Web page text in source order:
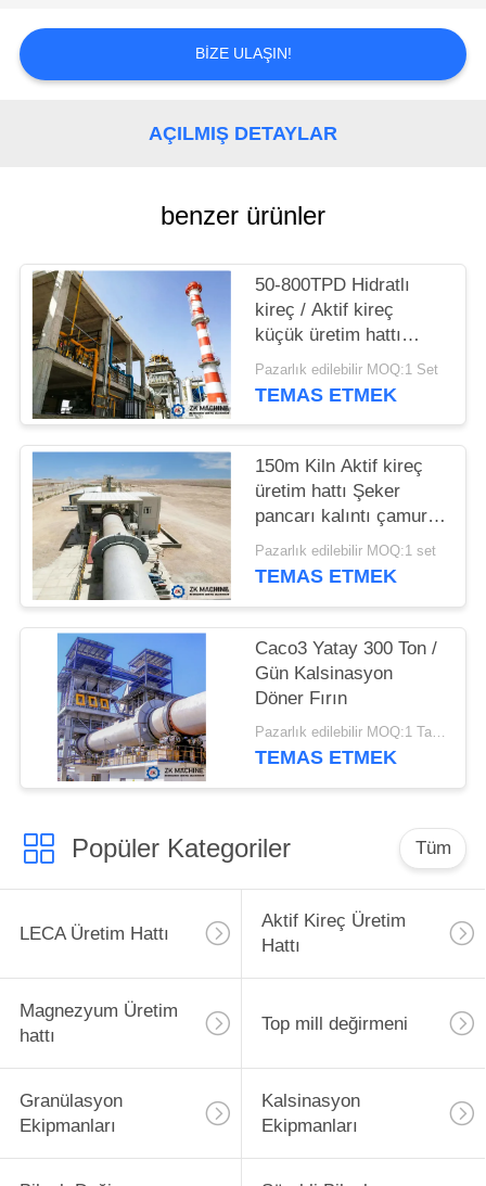
HABERLER
HARITASI
GIZLILIK
POLITIKASI
BIZE ULAŞIN!
AÇILMIŞ DETAYLAR
benzer ürünler
50-800TPD Hidratlı
kireç / Aktif kireç
küçük üretim hattı
makinesi
Pazarlık edilebilir MOQ:1 Set
TEMAS ETMEK
150m Kiln Aktif kireç
üretim hattı Şeker
pancarı kalıntı çamur
işleme üretmek için
Pazarlık edilebilir MOQ:1 set
TEMAS ETMEK
Caco3 Yatay 300 Ton /
Gün Kalsinasyon
Döner Fırın
Pazarlık edilebilir MOQ:1 Takım
TEMAS ETMEK
Popüler Kategoriler Tüm
LECA Üretim Hattı
Aktif Kireç Üretim
Hattı
Magnezyum Üretim
hattı
Top mill değirmeni
Granülasyon
Ekipmanları
Kalsinasyon
Ekipmanları